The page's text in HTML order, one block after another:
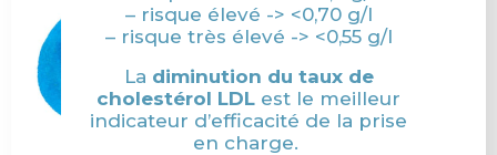
– risque élevé -> <0,70 g/l
– risque très élevé -> <0,55 g/l
La diminution du taux de
cholestérol LDL est le meilleur
indicateur d’efficacité de la prise
en charge.